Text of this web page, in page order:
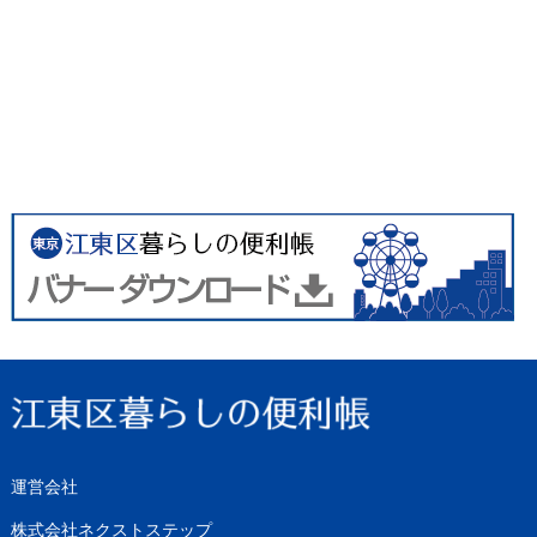
運営会社
株式会社ネクストステップ